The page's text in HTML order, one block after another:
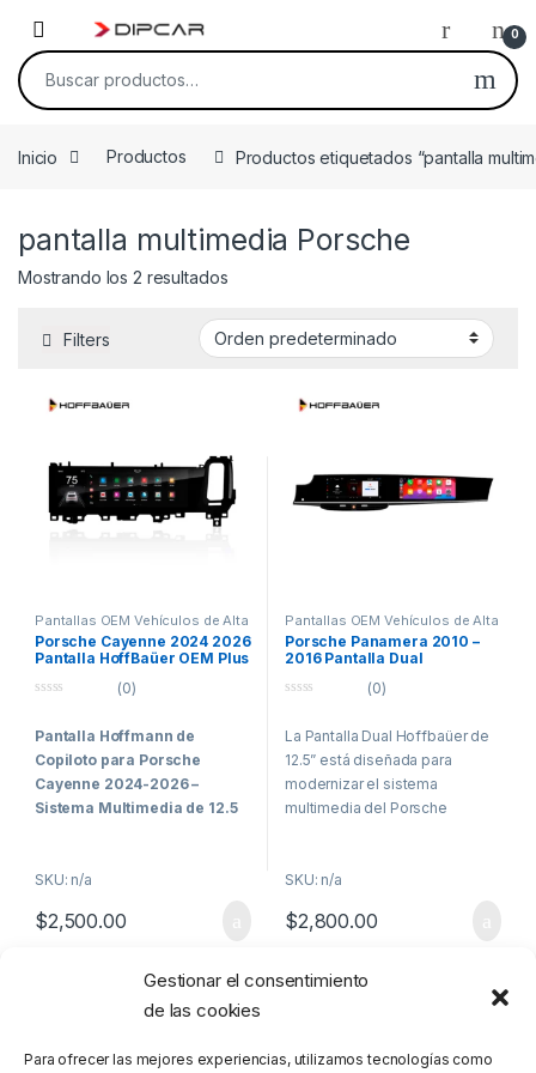
Gestionar el consentimiento
de las cookies
Para ofrecer las mejores experiencias, utilizamos tecnologías como
0
Buscar por:
Inicio Productos Productos etiquetados “pantalla
pantalla multimedia Porsche
Mostrando los 2 resultados
Filters
Pantallas OEM Vehículos de Alta
Gama , Porsche
Porsche Cayenne 2024 2026
Pantalla HoffBaüer OEM Plus
Auto Hoffmann & Baüer
u
o
f
5
(0)
Pantalla Hoffmann de
Copiloto para Porsche
Cayenne 2024-2026 –
Sistema Multimedia de 12.5
Transforma el interior de tu
con la pantalla HoffBaüer de
multimedia de alta tecnología
experiencia de conducción y
pantalla liviana de 12.5
SKU: n/a
$2,500.00
Pantallas OEM Vehículos de Alta
Gama , Porsche
Porsche Panamera 2010 –
2016 Pantalla Dual
Android Auto
u
t
o
f
5
(0)
La Pantalla Dual Hoffbaüer de
12.5” está diseñada para
modernizar el sistema
multimedia del Porsche
avanzada sin perder la estética
Gracias a su sistema Dual
funciones originales mientras
SKU: n/a
$2,800.00
Mostrando los 2 resultados